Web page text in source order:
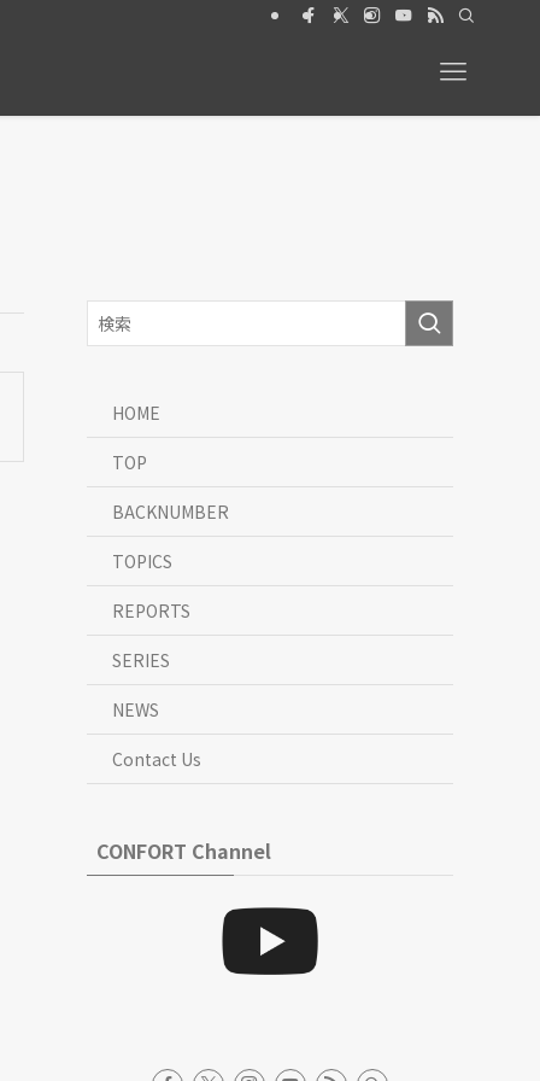
年6月号【特集】動物と暮らす 絶賛発売中
HOME
TOP
BACKNUMBER
TOPICS
REPORTS
SERIES
NEWS
Contact Us
CONFORT Channel